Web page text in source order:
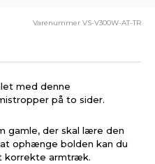
Varenummer VS-V300W-AT-TR
med denne
på to sider.
gamle, der skal lære den
ophænge bolden kan du
korrekte armtræk.